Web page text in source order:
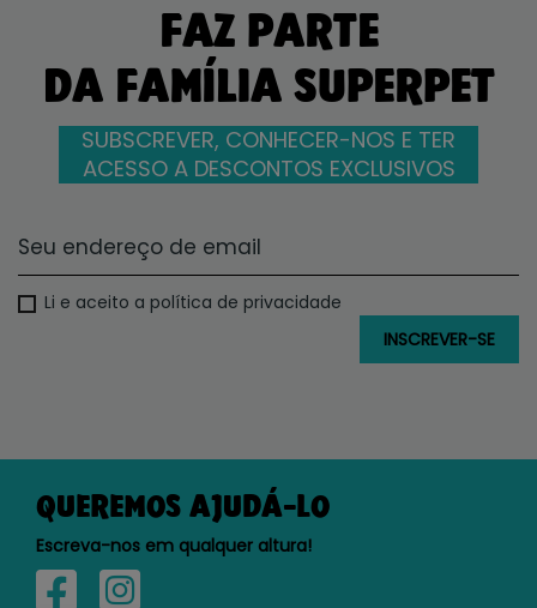
FAZ PARTE
DA FAMÍLIA SUPERPET
SUBSCREVER, CONHECER-NOS E TER
ACESSO A DESCONTOS EXCLUSIVOS
Li e aceito a política de privacidade
QUEREMOS AJUDÁ-LO
Escreva-nos em qualquer altura!